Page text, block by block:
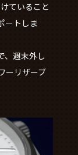
ていること
ートしま
、週末外し
ーリザーブ